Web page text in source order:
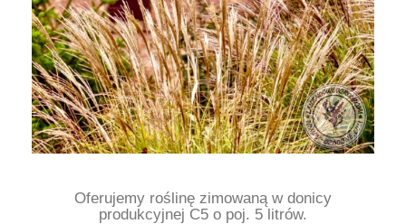
Oferujemy roślinę zimowaną w donicy
produkcyjnej C5 o poj. 5 litrów.